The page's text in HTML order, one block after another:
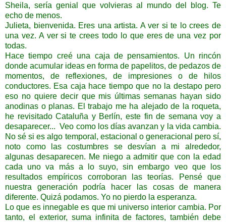
Sheila, sería genial que volvieras al mundo del blog. Te
echo de menos.
Julieta, bienvenida. Eres una artista. A ver si te lo crees de
una vez. A ver si te crees todo lo que eres de una vez por
todas.
Hace tiempo creé una caja de pensamientos. Un rincón
donde acumular ideas en forma de papelitos, de pedazos de
momentos, de reflexiones, de impresiones o de hilos
conductores. Esa caja hace tiempo que no la destapo pero
eso no quiere decir que mis últimas semanas hayan sido
anodinas o planas. El trabajo me ha alejado de la roqueta,
he revisitado Cataluña y Berlín, este fin de semana voy a
desaparecer... Veo como los días avanzan y la vida cambia.
No sé si es algo temporal, estacional o generacional pero sí,
noto como las costumbres se desvían a mi alrededor,
algunas desaparecen. Me niego a admitir que con la edad
cada uno va más a lo suyo, sin embargo veo que los
resultados empíricos corroboran las teorías. Pensé que
nuestra generación podría hacer las cosas de manera
diferente. Quizá podamos. Yo no pierdo la esperanza.
Lo que es innegable es que mi universo interior cambia. Por
tanto, el exterior, suma infinita de factores, también debe